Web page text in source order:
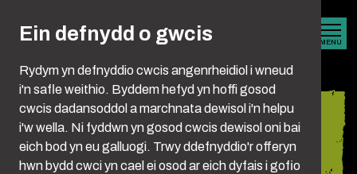
MENU
Support the
campaign
Ein defnydd o gwcis
Rydym yn defnyddio cwcis angenrheidiol i wneud
i'n safle weithio. Byddem hefyd yn hoffi gosod
cwcis dadansoddol a marchnata dewisol i'n helpu
i'w wella. Ni fyddwn yn gosod cwcis dewisol oni bai
eich bod yn eu galluogi. Trwy ddefnyddio'r offeryn
hwn bydd cwci yn cael ei osod ar eich dyfais i gofio